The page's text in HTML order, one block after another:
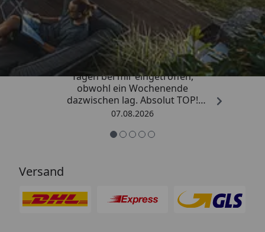
Trusted Shops
4,81/ 5
„Die Bestellung ist innerhalb von 4
Tagen bei mir eingetroffen,
obwohl ein Wochenende
dazwischen lag. Absolut TOP!
Sicherlich nicht die letzte
so.“
07.08.2026
Versand